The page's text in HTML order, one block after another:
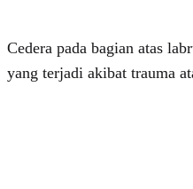
Cedera pada bagian atas
yang terjadi akibat trauma